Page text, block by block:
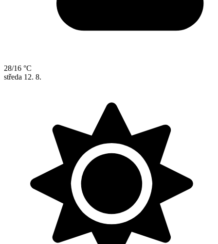
28/16 °C
středa 12. 8.